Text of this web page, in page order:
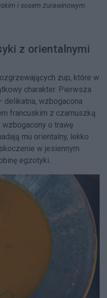
i sosem żurawinowym
z orientalnymi
zup, które w
charakter. Pierwsza
delikatna, wzbogacona
francuskim z czarnuszką.
o trawę
mu orientalny, lekko
w jesiennym
egzotyki.